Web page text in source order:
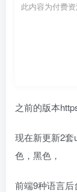
此内容为付费
之前的版本
现在新更新2
色，黑色，
前端9种语言